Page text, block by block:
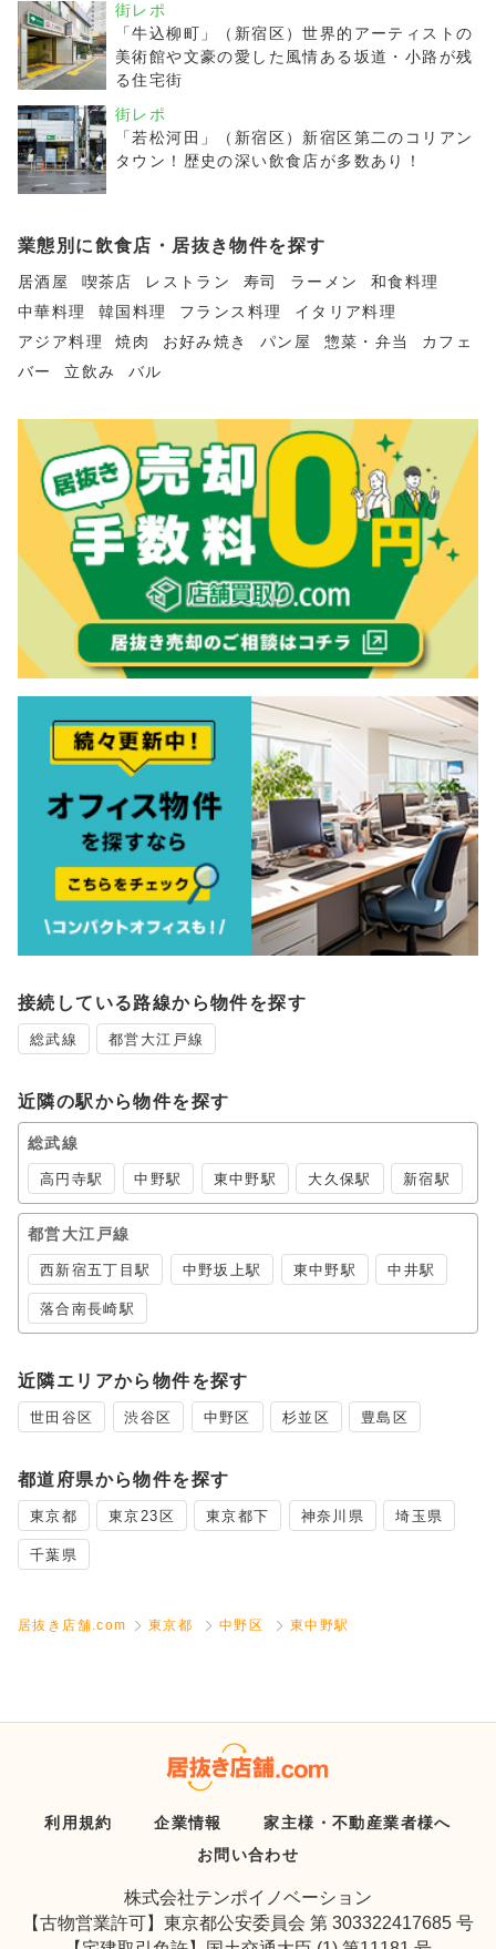
街レポ
「牛込柳町」（新宿区）世界的アーティストの
美術館や文豪の愛した風情ある坂道・小路が残
る住宅街
街レポ
「若松河田」（新宿区）新宿区第二のコリアン
タウン！歴史の深い飲食店が多数あり！
業態別に飲食店・居抜き物件を探す
居酒屋 喫茶店 レストラン 寿司 ラーメン
和食料理
中華料理
韓国料理 フランス料理
イタリア料理
アジア料理
焼肉 お好み焼き パン屋 惣菜・弁当
カフェ
バー
立飲み バル
接続している路線から物件を探す
総武線 都営大江戸線
近隣の駅から物件を探す
総武線
高円寺駅 中野駅 東中野駅 大久保駅 新宿駅
都営大江戸線
西新宿五丁目駅 中野坂上駅 東中野駅 中井駅
落合南長崎駅
近隣エリアから物件を探す
世田谷区 渋谷区 中野区 杉並区 豊島区
都道府県から物件を探す
東京都 東京23区 東京都下 神奈川県 埼玉県
千葉県
居抜き店舗.com 東京都 中野区 東中野駅
利用規約 企業情報
家主様・不動産業者様へ
お問い合わせ
株式会社テンポイノベーション
【古物営業許可】東京都公安委員会 第 303322417685 号